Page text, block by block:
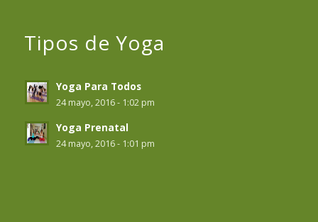
Tipos de Yoga
Yoga Para Todos
24 mayo, 2016 - 1:02 pm
Yoga Prenatal
24 mayo, 2016 - 1:01 pm